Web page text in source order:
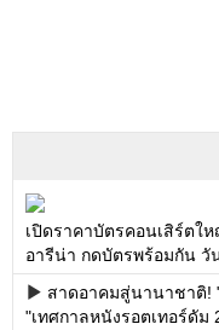
เปิดราคาบัตรคอนเสิร์ตใ
อารีน่า กดบัตรพร้อมกัน วั
สาดอาคมสู่นานาชาติ!
"เทศกาลหนังรอตเทอร์ดัม